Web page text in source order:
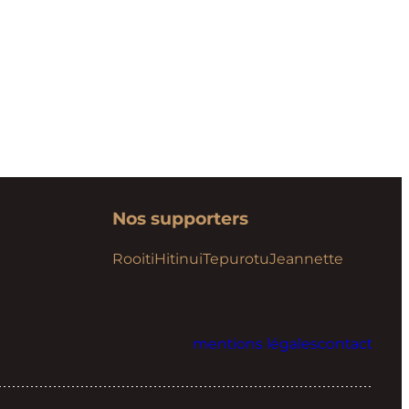
Nos supporters
RooitiHitinuiTepurotuJeannette
mentions légalescontact